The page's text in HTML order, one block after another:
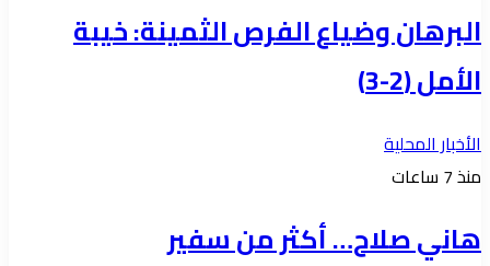
البرهان وضياع الفرص الثمينة: خيبة
الأمل (2-3)
الأخبار المحلية
منذ 7 ساعات
هاني صلاح… أكثر من سفير